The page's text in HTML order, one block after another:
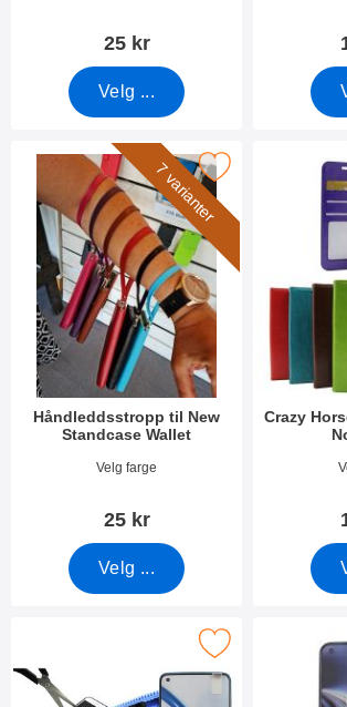
25 kr
Velg ...
7 varianter
Håndleddsstropp til New
Standcase Wallet
Varenummer 40789
Velg farge
25 kr
Velg ...
håndleddsstropp til New Standcase
Crazy
Merk crazy
av glass OnePlus Nord 2
Merk